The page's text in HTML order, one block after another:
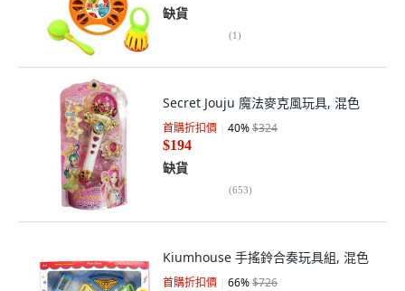
缺貨
(1)
Secret Jouju 魔法麥克風玩具, 混色
首購折扣價 40%$324
$194
缺貨
(653)
Kiumhouse 手搖鈴合奏玩具組, 混色
首購折扣價 66%$726